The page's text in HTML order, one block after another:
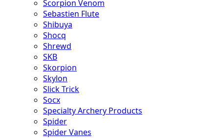
Scorpion Venom
Sebastien Flute
Shibuya
Shocq
Shrewd
SKB
Skorpion
Skylon
Slick Trick
Socx
Specialty Archery Products
Spider
Spider Vanes